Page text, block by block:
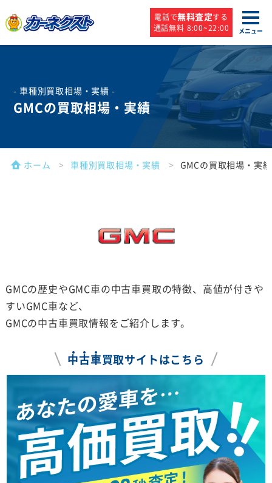
電話で無料査定する
通話無料 8:00~22:00
メニュー
- 車種別買取相場・実績 -
GMCの買取相場・実績
ホーム 車種別買取相場・実績 GMCの買取相場・実績
GMCの歴史やGMC車の中古車買取の特徴、高値が付きや
すいGMC車など、
GMCの中古車買取情報をご紹介します。
中古車買取サイトはこちら